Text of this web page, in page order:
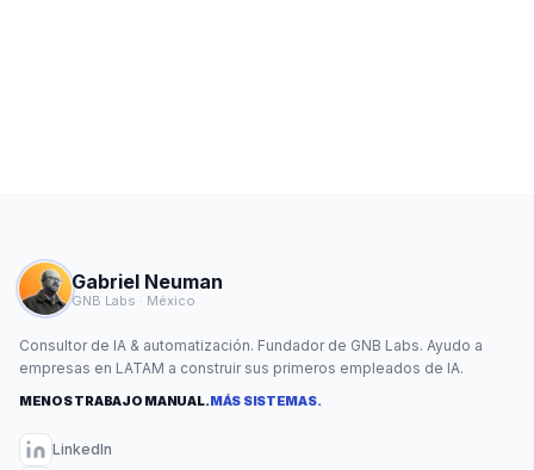
Gabriel Neuman
GNB Labs · México
Consultor de IA & automatización. Fundador de GNB Labs. Ayudo a
empresas en LATAM a construir sus primeros empleados de IA.
MENOS TRABAJO MANUAL.MÁS SISTEMAS.
LinkedIn